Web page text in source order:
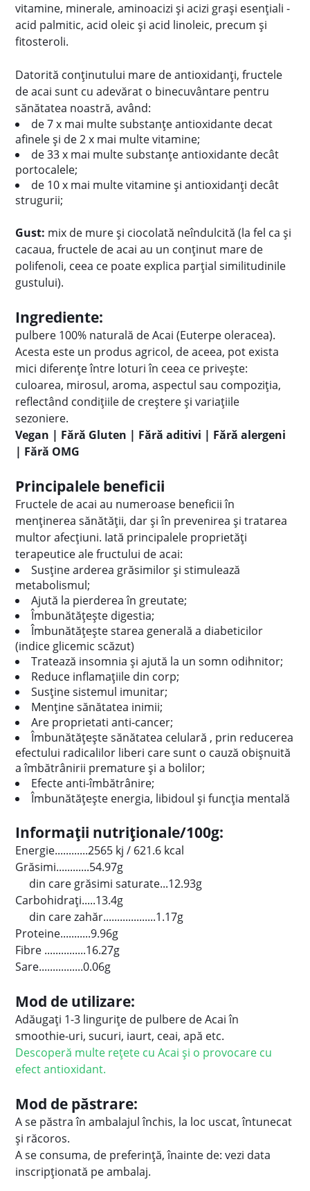
vitamine, minerale, aminoacizi și acizi grași esențiali -
acid palmitic, acid oleic și acid linoleic, precum și
fitosteroli.
Datorită conținutului mare de antioxidanți, fructele
de acai sunt cu adevărat o binecuvântare pentru
sănătatea noastră, având:
de 7 x mai multe substanțe antioxidante decat
afinele și de 2 x mai multe vitamine;
de 33 x mai multe substanțe antioxidante decât
portocalele;
de 10 x mai multe vitamine și antioxidanți decât
strugurii;
Gust: mix de mure și ciocolată neîndulcită (la fel ca și
cacaua, fructele de acai au un conținut mare de
polifenoli, ceea ce poate explica parțial similitudinile
gustului).
Ingrediente:
pulbere 100% naturală de Acai (Euterpe oleracea).
Acesta este un produs agricol, de aceea, pot exista
mici diferențe între loturi în ceea ce privește:
culoarea, mirosul, aroma, aspectul sau compoziția,
reflectând condițiile de creștere și variațiile
sezoniere.
Vegan | Fără Gluten | Fără aditivi | Fără alergeni
| Fără OMG
Principalele beneficii
Fructele de acai au numeroase beneficii în
menținerea sănătății, dar și în prevenirea și tratarea
multor afecțiuni. Iată principalele proprietăți
terapeutice ale fructului de acai:
Susține arderea grăsimilor și stimulează
metabolismul;
Ajută la pierderea în greutate;
Îmbunătățește digestia;
Îmbunătățește starea generală a diabeticilor
(indice glicemic scăzut)
Tratează insomnia și ajută la un somn odihnitor;
Reduce inflamațiile din corp;
Susține sistemul imunitar;
Menține sănătatea inimii;
Are proprietati anti-cancer;
Îmbunătățește sănătatea celulară , prin reducerea
efectului radicalilor liberi care sunt o cauză obișnuită
a îmbătrânirii premature și a bolilor;
Efecte anti-îmbătrânire;
Îmbunătățește energia, libidoul și funcția mentală
Informații nutriționale/100g:
Energie............2565 kj / 621.6 kcal
Grăsimi............54.97g
din care grăsimi saturate...12.93g
Carbohidrați.....13.4g
din care zahăr...................1.17g
Proteine...........9.96g
Fibre ...............16.27g
Sare................0.06g
Mod de utilizare:
Adăugați 1-3 lingurițe de pulbere de Acai în
smoothie-uri, sucuri, iaurt, ceai, apă etc.
Descoperă multe rețete cu Acai și o provocare cu
efect antioxidant.
Mod de păstrare:
A se păstra în ambalajul închis, la loc uscat, întunecat
şi răcoros.
A se consuma, de preferință, înainte de: vezi data
inscripționată pe ambalaj.